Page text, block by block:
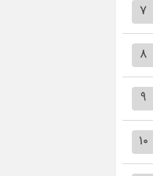
۷
۸
۹
۱۰